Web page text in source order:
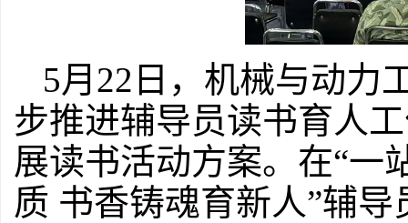
5月22日 ， 机械与动力
步推进辅导员读书育人
展读书活动方案。在“一
质 书香铸魂育新人”辅